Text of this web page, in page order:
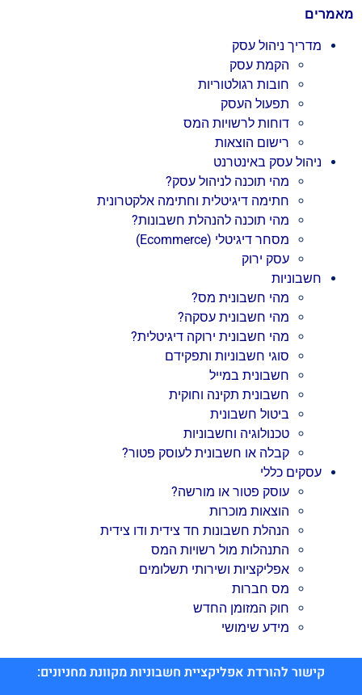
מאמרים
מדריך ניהול עסק
הקמת עסק
חובות רגולטוריות
תפעול העסק
דוחות לרשויות המס
רישום הוצאות
ניהול עסק באינטרנט
מהי תוכנה לניהול עסק?
חתימה דיגיטלית וחתימה אלקטרונית
מהי תוכנה להנהלת חשבונות?
מסחר דיגיטלי (Ecommerce)
עסק ירוק
חשבוניות
מהי חשבונית מס?
מהי חשבונית עסקה?
מהי חשבונית ירוקה דיגיטלית?
סוגי חשבוניות ותפקידם
חשבונית במייל
חשבונית תקינה וחוקית
ביטול חשבונית
טכנולוגיה וחשבוניות
קבלה או חשבונית לעוסק פטור?
עסקים כללי
עוסק פטור או מורשה?
הוצאות מוכרות
הנהלת חשבונות חד צידית ודו צידית
התנהלות מול רשויות המס
אפליקציות ושירותי תשלומים
מס חברות
חוק המזומן החדש
מידע שימושי
קישור להורדת אפליקציית חשבוניות מקוונת מחניונים: